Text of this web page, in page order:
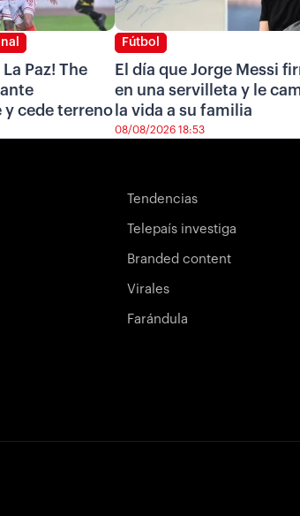
Paz! The
y cede terreno
Fútbol
El día que Jorge Messi
en una servilleta y le
la vida a su familia
08/08/2026 18:53
Tendencias
Telepaís investiga
Branded content
Virales
Farándula